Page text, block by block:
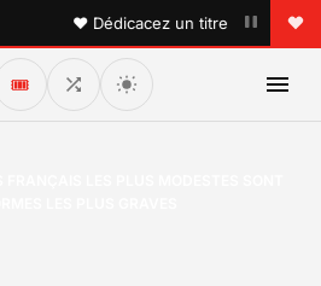
♥ Dédicacez un titre à vos proches
🎟️